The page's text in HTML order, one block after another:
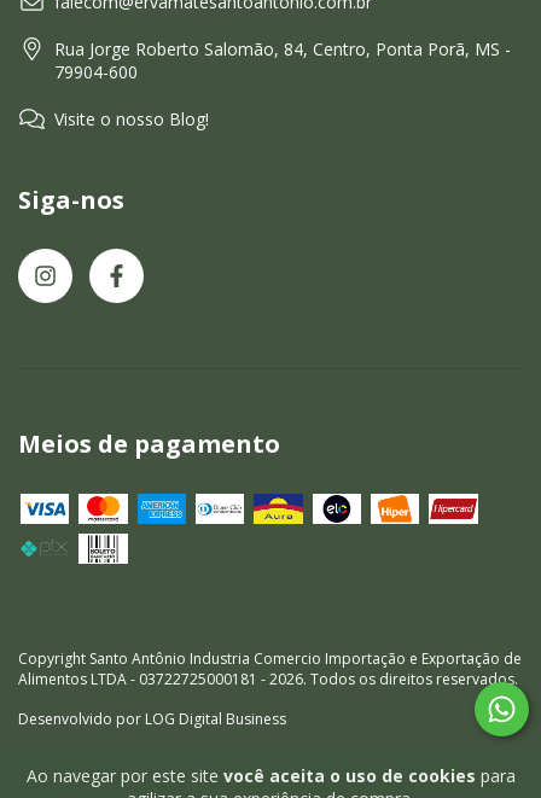
Ao navegar por este site você aceita o uso de cookies para
Rua Jorge Roberto Salomão, 84, Centro, Ponta Porã, MS -
79904-600
Visite o nosso Blog!
Siga-nos
Meios de pagamento
Copyright Santo Antônio Industria Comercio Importação e Exportação de
Alimentos LTDA - 03722725000181 - 2026. Todos os direitos reservados.